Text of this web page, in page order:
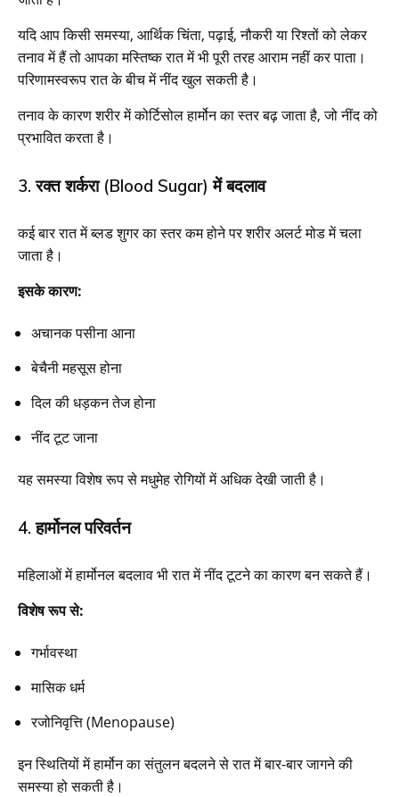
यदि आप किसी समस्या, आर्थिक चिंता, पढ़ाई, नौकरी या रिश्तों को लेकर
तनाव में हैं तो आपका मस्तिष्क रात में भी पूरी तरह आराम नहीं कर पाता।
परिणामस्वरूप रात के बीच में नींद खुल सकती है।
तनाव के कारण शरीर में कोर्टिसोल हार्मोन का स्तर बढ़ जाता है, जो नींद को
प्रभावित करता है।
3. रक्त शर्करा (Blood Sugar) में बदलाव
कई बार रात में ब्लड शुगर का स्तर कम होने पर शरीर अलर्ट मोड में चला
जाता है।
इसके कारण:
अचानक पसीना आना
बेचैनी महसूस होना
दिल की धड़कन तेज होना
नींद टूट जाना
यह समस्या विशेष रूप से मधुमेह रोगियों में अधिक देखी जाती है।
4. हार्मोनल परिवर्तन
महिलाओं में हार्मोनल बदलाव भी रात में नींद टूटने का कारण बन सकते हैं।
विशेष रूप से:
गर्भावस्था
मासिक धर्म
रजोनिवृत्ति (Menopause)
इन स्थितियों में हार्मोन का संतुलन बदलने से रात में बार-बार जागने की
समस्या हो सकती है।